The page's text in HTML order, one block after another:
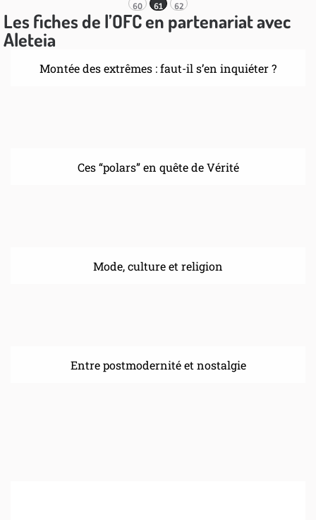
60
61 62
Les fiches de l’OFC en partenariat avec
Aleteia
Montée des extrêmes : faut-il s’en inquiéter ?
Ces “polars” en quête de Vérité
Mode, culture et religion
Entre postmodernité et nostalgie